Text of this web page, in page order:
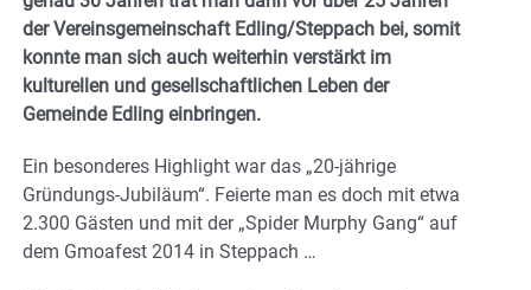
der Vereinsgemeinschaft Edling/Steppach bei, somit
konnte man sich auch weiterhin verstärkt im
kulturellen und gesellschaftlichen Leben der
Gemeinde Edling einbringen.
Ein besonderes Highlight war das „20-jährige
Gründungs-Jubiläum“. Feierte man es doch mit etwa
2.300 Gästen und mit der „Spider Murphy Gang“ auf
dem Gmoafest 2014 in Steppach …